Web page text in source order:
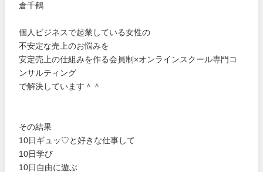
倉千鶴
個人ビジネスで起業している女性の
不安定な売上のお悩みを
安定売上の仕組みを作る会員制×オンラインスクール専門コ
ンサルティング
で解決しています＾＾
その結果
10日ギュッ♡と好きな仕事して
10日学び
10日自由に遊ぶ